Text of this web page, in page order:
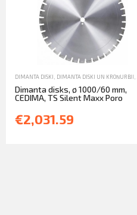
DIMANTA DISKI DIMANTA DISKI UN KROŅURBJI
Dimanta disks, ø 1000/60 mm,
CEDIMA, TS Silent Maxx Poro
€2,031.59